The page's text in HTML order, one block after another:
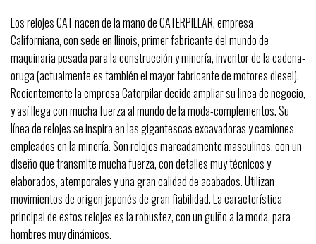
Los relojes CAT nacen de la mano de CATERPILLAR, empresa
Californiana, con sede en Ilinois, primer fabricante del mundo de
maquinaria pesada para la construcción y minería, inventor de la cadena-
oruga (actualmente es también el mayor fabricante de motores diesel).
Recientemente la empresa Caterpilar decide ampliar su linea de negocio,
y así­ llega con mucha fuerza al mundo de la moda-complementos. Su
línea de relojes se inspira en las gigantescas excavadoras y camiones
empleados en la minería. Son relojes marcadamente masculinos, con un
diseño que transmite mucha fuerza, con detalles muy técnicos y
elaborados, atemporales y una gran calidad de acabados. Utilizan
movimientos de origen japonés de gran fiabilidad. La característica
principal de estos relojes es la robustez, con un guiño a la moda, para
hombres muy dinámicos.